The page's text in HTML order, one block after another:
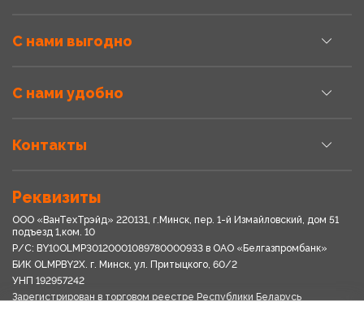
С нами выгодно
С нами удобно
Контакты
Реквизиты
ООО «ВанТехТрэйд» 220131, г.Минск, пер. 1-й Измайловский, дом 51
подъезд 1,ком. 10
Р/С: BY10OLMP30120001089780000933 в OАО «Белгазпромбанк»
БИК OLMPBY2X. г. Минск, ул. Притыцкого, 60/2
УНП 192957242
Зарегистрирован в торговом реестре Республики Беларусь